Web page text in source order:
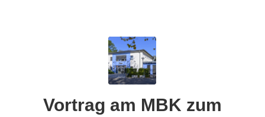
Vortrag am MBK zum